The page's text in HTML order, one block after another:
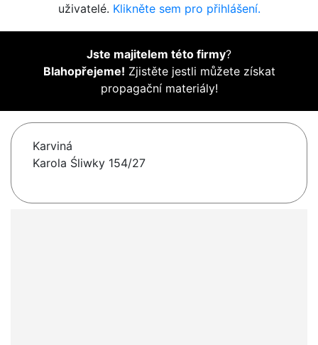
uživatelé. Klikněte sem pro přihlášení.
Jste majitelem této firmy?
Blahopřejeme! Zjistěte jestli můžete získat
propagační materiály!
Karviná
Karola Śliwky 154/27